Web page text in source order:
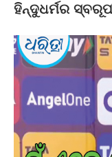
ହିନ୍ଦୁଧର୍ମର ସ୍ବରୂପ